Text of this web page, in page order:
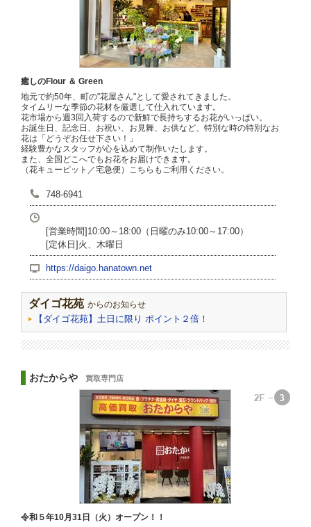
癒しのFlour ＆ Green
地元で約50年、町の"花屋さん"として愛されてきました。
タイムリーな季節の花材を厳選して仕入れています。
花市場から週3回入荷するので新鮮で長持ちするお花がいっぱい。
お誕生日、記念日、お祝い、お見舞、お供など、特別な時の特別なお
花は「どうぞお任せ下さい！」
経験豊かなスタッフが心を込めて制作いたします。
また、全国どこへでもお花をお届けできます。
（花キューピット／宅急便）こちらもご利用ください。
748-6941
[営業時間]10:00～18:00（日曜のみ10:00～17:00）
[定休日]火、木曜日
https://daigo.hanatown.net
ダイゴ花苑 からのお知らせ
【ダイゴ花苑】土日に限り ポイント２倍！
おたからや 買取専門店
令和５年10月31日（火）オープン！！